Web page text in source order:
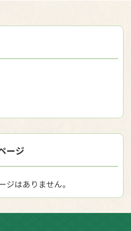
ージ
ジはありません。